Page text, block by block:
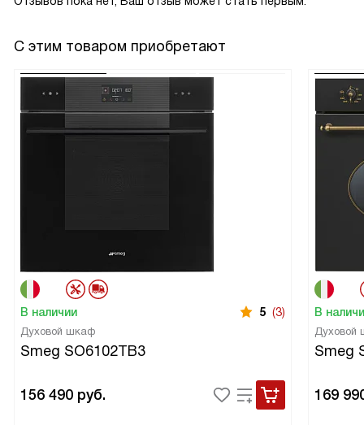
С этим товаром приобретают
В наличии 5 (3)
Духовой шкаф
Smeg SO6102TB3
156 490 руб.
В
Духовой
Smeg
169